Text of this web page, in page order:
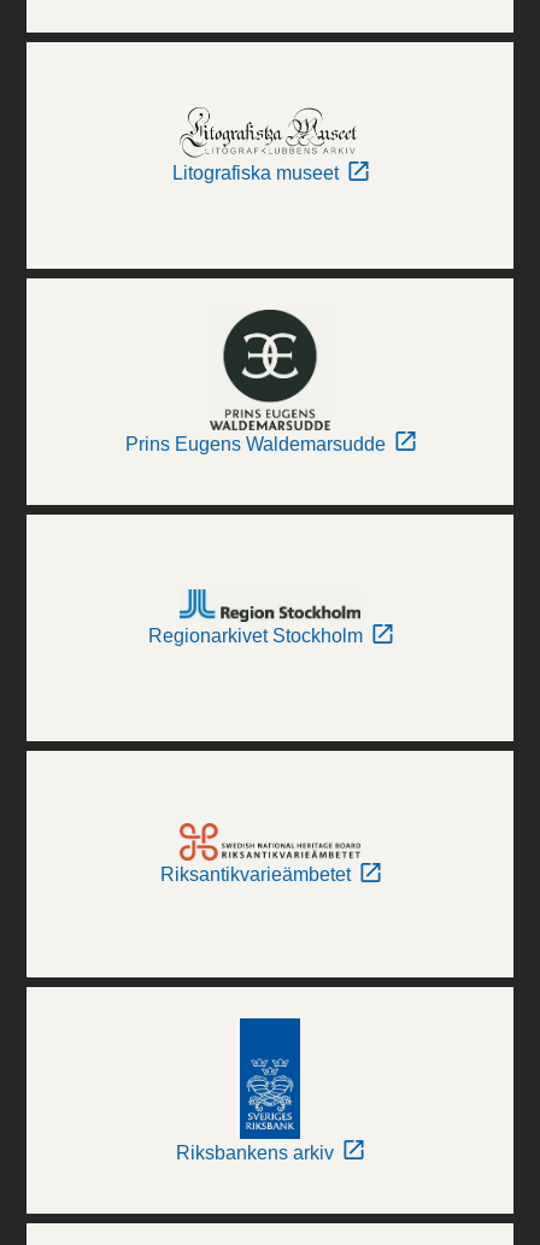
Litografiska museet
Prins Eugens Waldemarsudde
Regionarkivet Stockholm
Riksantikvarieämbetet
Riksbankens arkiv